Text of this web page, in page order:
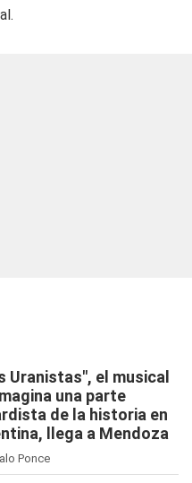
Uranistas", el musical
una parte
de la historia en
llega a Mendoza
Ponce